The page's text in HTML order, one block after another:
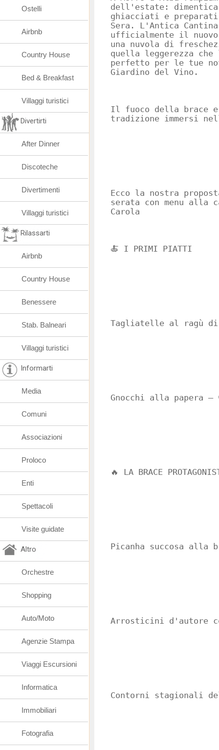
dell'estate:
ghiacciati e
Sera. L'Antica
ufficialmente il
una nuvola di
quella leggerezza che
perfetto per le tue
Giardino del Vino.
Il fuoco della brace
tradizione immersi
Ecco la nostra
serata con menu alla
Carola
🍝 I PRIMI PIATTI
Tagliatelle al ragù
Gnocchi alla papera –
🔥 LA BRACE
Picanha succosa alla
Arrosticini d'autore
Contorni stagionali
Ostelli
Airbnb
Country House
Bed & Breakfast
Villaggi turistici
Divertirti
After Dinner
Discoteche
Divertimenti
Villaggi turistici
Rilassarti
Airbnb
Country House
Benessere
Stab. Balneari
Villaggi turistici
Informarti
Media
Comuni
Associazioni
Proloco
Enti
Spettacoli
Visite guidate
Altro
Orchestre
Shopping
Auto/Moto
Agenzie Stampa
Viaggi Escursioni
Informatica
Immobiliari
Fotografia